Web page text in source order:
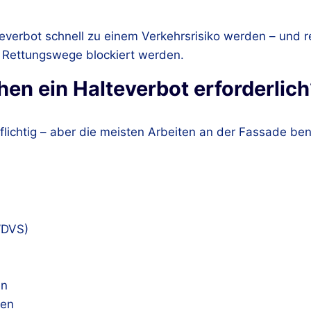
schnell zu einem Verkehrsrisiko werden – und
blockiert werden.
ein Halteverbot
– aber die meisten Arbeiten an der Fassade